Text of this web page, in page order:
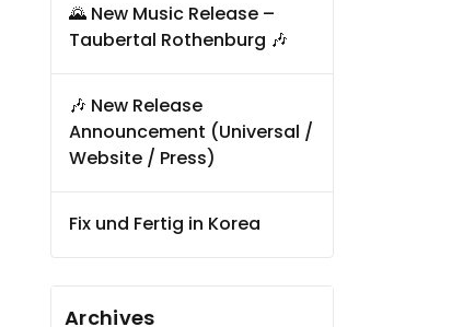
🌄 New Music Release –
Taubertal Rothenburg 🎶
🎶 New Release
Announcement (Universal /
Website / Press)
Fix und Fertig in Korea
Archives